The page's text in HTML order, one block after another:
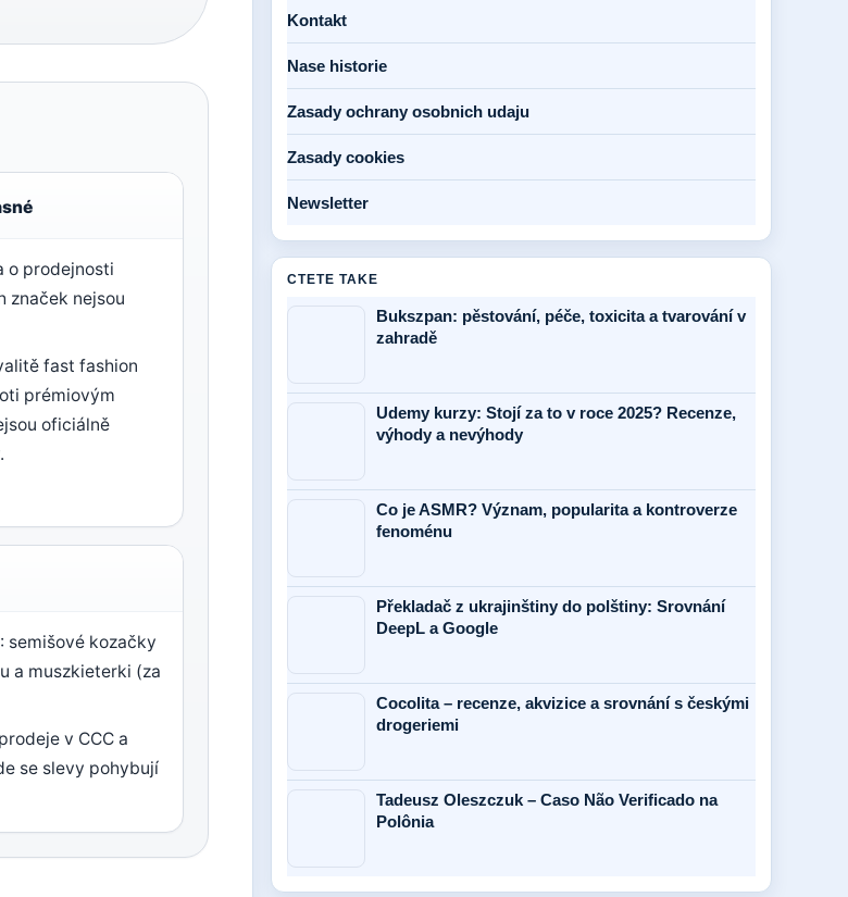
o prodejnosti
značek nejsou
fast fashion
prémiovým
oficiálně
semišové kozačky
a muszkieterki (za
v CCC a
se slevy pohybují
Kontakt
Nase historie
Zasady ochrany osobnich udaju
Zasady cookies
Newsletter
CTETE TAKE
Bukszpan: pěstování, péče, toxicita a tvarování v
zahradě
Udemy kurzy: Stojí za to v roce 2025? Recenze,
výhody a nevýhody
Co je ASMR? Význam, popularita a kontroverze
fenoménu
Překladač z ukrajinštiny do polštiny: Srovnání
DeepL a Google
Cocolita – recenze, akvizice a srovnání s českými
drogeriemi
Tadeusz Oleszczuk – Caso Não Verificado na
Polônia